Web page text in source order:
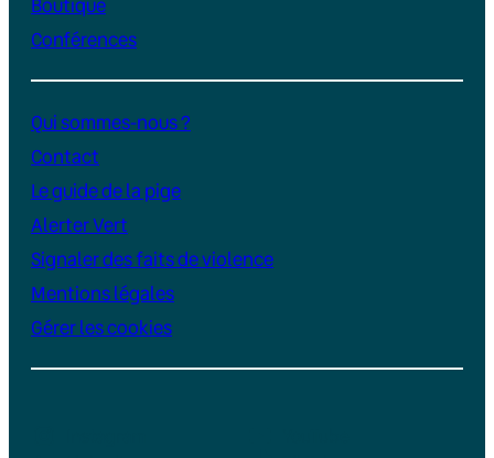
Boutique
Conférences
Qui sommes-nous ?
Contact
Le guide de la pige
Alerter Vert
Signaler des faits de violence
Mentions légales
Gérer les cookies